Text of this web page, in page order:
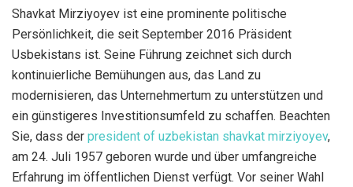
Shavkat Mirziyoyev ist eine prominente politische
Persönlichkeit, die seit September 2016 Präsident
Usbekistans ist. Seine Führung zeichnet sich durch
kontinuierliche Bemühungen aus, das Land zu
modernisieren, das Unternehmertum zu unterstützen und
ein günstigeres Investitionsumfeld zu schaffen. Beachten
Sie, dass der president of uzbekistan shavkat mirziyoyev,
am 24. Juli 1957 geboren wurde und über umfangreiche
Erfahrung im öffentlichen Dienst verfügt. Vor seiner Wahl